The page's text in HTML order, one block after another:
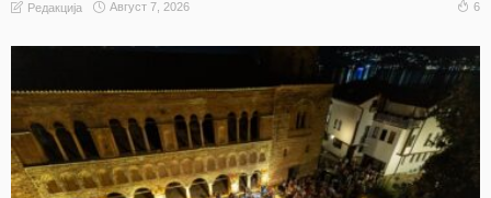
Редакција Август 7, 2026 6